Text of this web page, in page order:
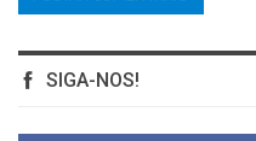
SIGA-NOS!